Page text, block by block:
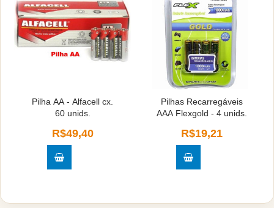
Pilha AA - Alfacell cx.
60 unids.
R$49,40
Pilhas Recarregáveis
AAA Flexgold - 4 unids.
R$19,21